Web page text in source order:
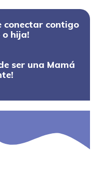
conectar contigo
hija!
ser una Mamá